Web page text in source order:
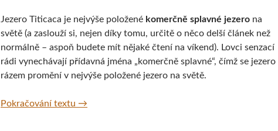
Jezero Titicaca je nejvýše položené komerčně splavné jezero na
světě (a zaslouží si, nejen díky tomu, určitě o něco delší článek než
normálně – aspoň budete mít nějaké čtení na víkend). Lovci senzací
rádi vynechávají přídavná jména „komerčně splavné“, čímž se jezero
rázem promění v nejvýše položené jezero na světě.
Pokračování textu Plavba lodí po jezeru Titicaca v Peru
→